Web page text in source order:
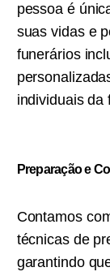
pessoa é
suas vidas e
funerários
individuais da
Preparação e
Contamos
técnicas de
garantindo